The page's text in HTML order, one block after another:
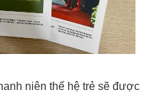
niên thế hệ trẻ sẽ được